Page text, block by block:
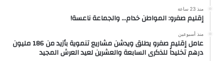
منذ 23 ساعة
إقليم صفرو: المواطن خدام… والجماعة ناعسة!
منذ أسبوعين
عامل إقليم صفرو يطلق ويدشن مشاريع تنموية بأزيد من 186 مليون
درهم تخليداً للذكرى السابعة والعشرين لعيد العرش المجيد